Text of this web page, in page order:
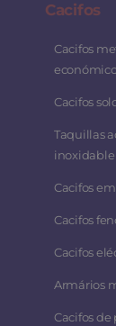
Cacifos
Cacifos
Cacifos
Taquillas
inoxidable
Cacifos
Cacifos
Cacifos
Armários
Cacifos de